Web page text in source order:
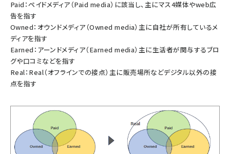
Paid：ペイドメディア（Paid media）に該当し、主にマス4媒体やweb広
告を指す
Owned：オウンドメディア（Owned media）主に自社が所有しているメ
ディアを指す
Earned：アーンドメディア（Earned media）主に生活者が関与するブロ
グや口コミなどを指す
Real：Real（オフラインでの接点）主に販売場所などデジタル以外の接
点を指す